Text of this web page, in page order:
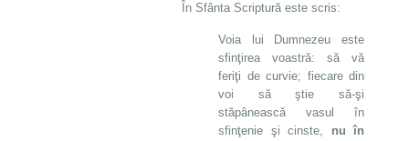
În Sfânta Scriptură este scris:
Voia lui Dumnezeu este
sfinţirea voastră: să vă
feriţi de curvie; fiecare din
voi să ştie să-şi
stăpânească vasul în
sfinţenie şi cinste, nu în